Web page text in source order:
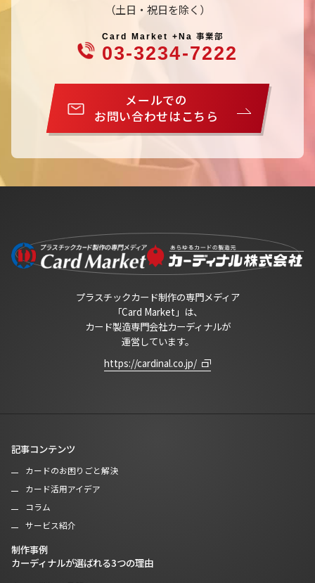
（土日・祝日を除く）
Card Market +Na事業部
03-3234-7222
メールでの
お問い合わせはこちら
プラスチックカード制作の専門メディア
「Card Market」は、
カード製造専門会社カーディナルが
運営しています。
https://cardinal.co.jp/
記事コンテンツ
カードのお困りごと解決
カード活用アイデア
コラム
サービス紹介
制作事例
カーディナルが選ばれる3つの理由